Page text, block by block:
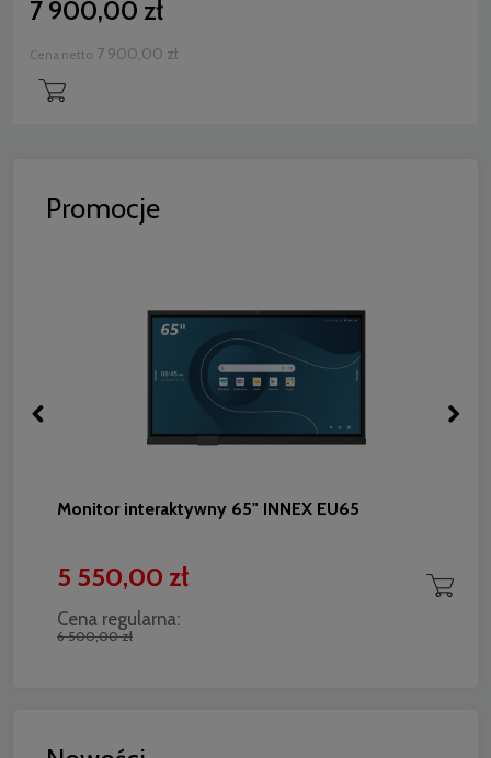
7 900,00 zł
Cena netto: 7 900,00 zł
Promocje
Monitor interaktywny 65" INNEX EU65
5 550,00 zł
Cena regularna:
6 500,00 zł